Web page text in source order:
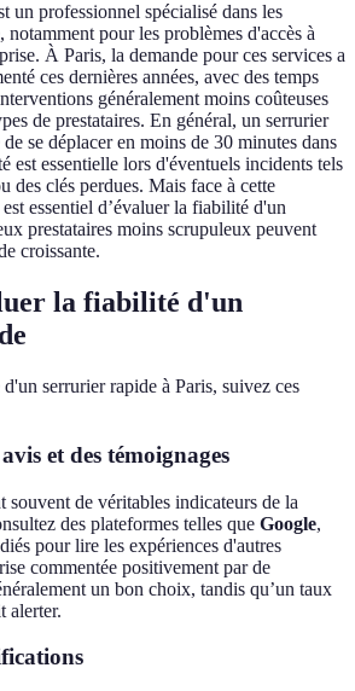
un professionnel spécialisé dans les
pour les problèmes d'accès à
À Paris, la demande pour ces services a
ces dernières années, avec des temps
généralement moins coûteuses
de prestataires. En général, un serrurier
se déplacer en moins de 30 minutes dans
est essentielle lors d'éventuels incidents tels
des clés perdues. Mais face à cette
essentiel d’évaluer la fiabilité d'un
prestataires moins scrupuleux peuvent
croissante.
la fiabilité d'un
serrurier rapide à Paris, suivez ces
et des témoignages
souvent de véritables indicateurs de la
des plateformes telles que Google,
pour lire les expériences d'autres
commentée positivement par de
un bon choix, tandis qu’un taux
alerter.